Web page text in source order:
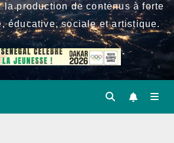
la production de contenus à forte
éducative, sociale et artistique.